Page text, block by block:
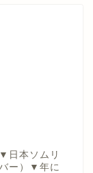
日本ソムリ
ー）▼年に
セツ
産地
ン小話